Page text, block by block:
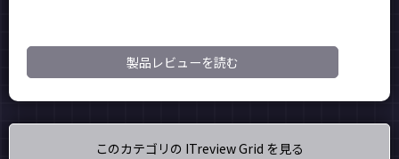
製品レビューを読む
このカテゴリの ITreview Grid を見る